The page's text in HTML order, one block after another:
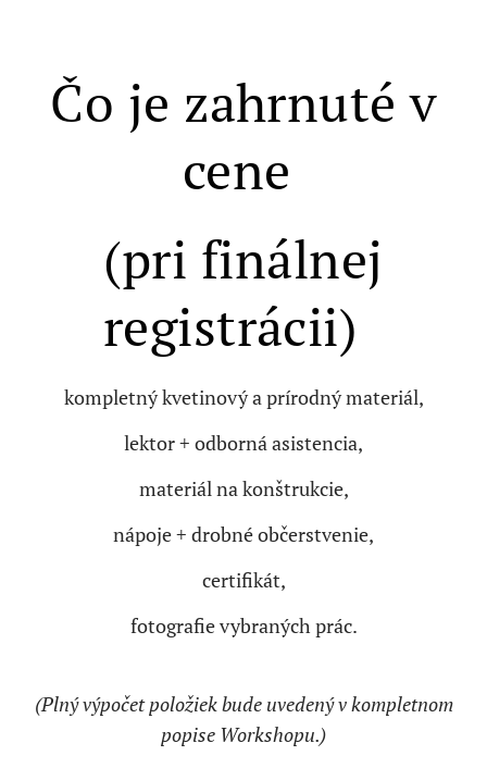
Čo je zahrnuté v
cene
(pri finálnej
registrácii)
kompletný kvetinový a prírodný materiál,
lektor + odborná asistencia,
materiál na konštrukcie,
nápoje + drobné občerstvenie,
certifikát,
fotografie vybraných prác.
(Plný výpočet položiek bude uvedený v kompletnom
popise Workshopu.)